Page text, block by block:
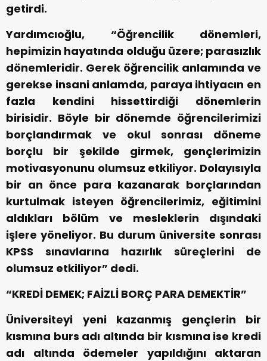
getirdi.
Yardımcıoğlu, “Öğrencilik dönemleri,
hepimizin hayatında olduğu üzere; parasızlık
dönemleridir. Gerek öğrencilik anlamında ve
gerekse insani anlamda, paraya ihtiyacın en
fazla kendini hissettirdiği dönemlerin
birisidir. Böyle bir dönemde öğrencilerimizi
borçlandırmak ve okul sonrası döneme
borçlu bir şekilde girmek, gençlerimizin
motivasyonunu olumsuz etkiliyor. Dolayısıyla
bir an önce para kazanarak borçlarından
kurtulmak isteyen öğrencilerimiz, eğitimini
aldıkları bölüm ve mesleklerin dışındaki
işlere yöneliyor. Bu durum üniversite sonrası
KPSS sınavlarına hazırlık süreçlerini de
olumsuz etkiliyor” dedi.
“KREDİ DEMEK; FAİZLİ BORÇ PARA DEMEKTİR”
Üniversiteyi yeni kazanmış gençlerin bir
kısmına burs adı altında bir kısmına ise kredi
adı altında ödemeler yapıldığını aktaran